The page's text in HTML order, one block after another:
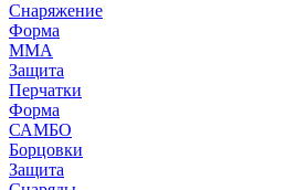
Снаряжение
Форма
ММА
Защита
Перчатки
Форма
САМБО
Борцовки
Защита